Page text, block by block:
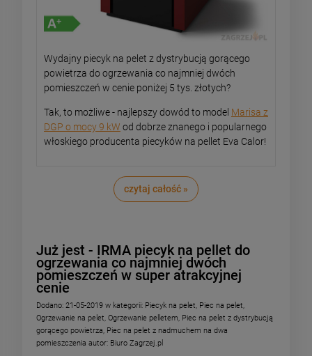
Wydajny piecyk na pelet z dystrybucją gorącego
powietrza do ogrzewania co najmniej dwóch
pomieszczeń w cenie poniżej 5 tys. złotych?
Tak, to możliwe - najlepszy dowód to model Marisa z
DGP o mocy 9 kW od dobrze znanego i popularnego
włoskiego producenta piecyków na pellet Eva Calor!
czytaj całość »
Już jest - IRMA piecyk na pellet do
ogrzewania co najmniej dwóch
pomieszczeń w super atrakcyjnej
cenie
Dodano: 21-05-2019 w kategorii: Piecyk na pelet, Piec na pelet,
Ogrzewanie na pelet, Ogrzewanie pelletem, Piec na pelet z dystrybucją
gorącego powietrza, Piec na pelet z nadmuchem na dwa
pomieszczenia autor: Biuro Zagrzej.pl